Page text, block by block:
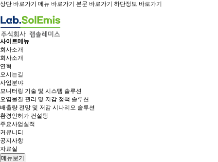
상단 바로가기 메뉴 바로가기 본문 바로가기 하단정보 바로가기
사이트메뉴
회사소개
회사소개
연혁
오시는길
사업분야
모니터링 기술 및 시스템 솔루션
오염물질 관리 및 저감 정책 솔루션
배출량 전망 및 저감 시나리오 솔루션
환경인허가 컨설팅
주요사업실적
커뮤니티
공지사항
자료실
메뉴보기